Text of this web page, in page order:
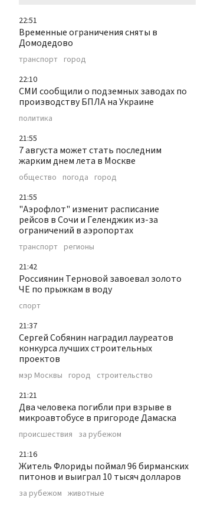
22:51
Временные ограничения сняты в
Домодедово
транспорт город
22:10
СМИ сообщили о подземных заводах по
производству БПЛА на Украине
политика
21:55
7 августа может стать последним
жарким днем лета в Москве
общество погода город
21:55
"Аэрофлот" изменит расписание
рейсов в Сочи и Геленджик из-за
ограничений в аэропортах
транспорт регионы
21:42
Россиянин Терновой завоевал золото
ЧЕ по прыжкам в воду
спорт
21:37
Сергей Собянин наградил лауреатов
конкурса лучших строительных
проектов
мэр Москвы город строительство
21:21
Два человека погибли при взрыве в
микроавтобусе в пригороде Дамаска
происшествия за рубежом
21:16
Житель Флориды поймал 96 бирманских
питонов и выиграл 10 тысяч долларов
за рубежом животные